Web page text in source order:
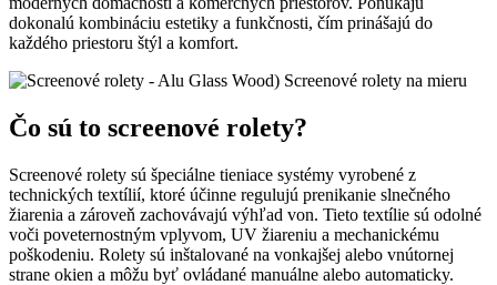
dokonalú kombináciu estetiky a funkčnosti, čím prinášajú do
každého priestoru štýl a komfort.
Čo sú to screenové rolety?
Screenové rolety sú špeciálne tieniace systémy vyrobené z
technických textílií, ktoré účinne regulujú prenikanie slnečného
žiarenia a zároveň zachovávajú výhľad von. Tieto textílie sú odolné
voči poveternostným vplyvom, UV žiareniu a mechanickému
poškodeniu. Rolety sú inštalované na vonkajšej alebo vnútornej
strane okien a môžu byť ovládané manuálne alebo automaticky.